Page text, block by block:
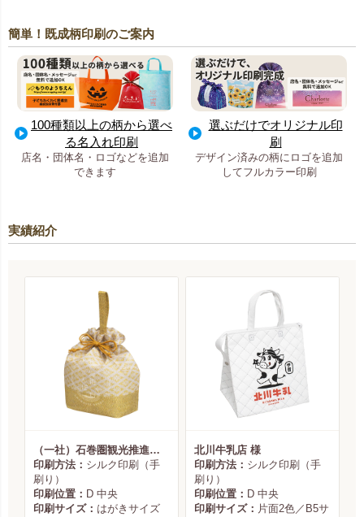
簡単！既成柄印刷のご案内
100種類以上の柄から選べ
る名入れ印刷
店名・団体名・ロゴなどを追加
できます
選ぶだけでオリジナル印
刷
デザイン済みの柄にロゴを追加
してフルカラー印刷
実績紹介
（一社）石巻圏観光推進機構様
印刷方法： シルク印刷（手
刷り）
印刷位置： D 中央
印刷サイズ： はがきサイズ
北川牛乳店 様
印刷方法： シルク印刷（手
刷り）
印刷位置： D 中央
印刷サイズ： 片面2色／B5サ